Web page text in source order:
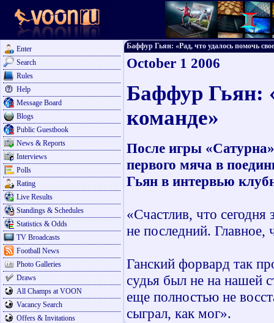
Enter
Search
Rules
Help
Message Board
Blogs
Public Guestbook
News & Reports
Interviews
Polls
Rating
Live Results
Standings & Schedules
Statistics & Odds
TV Broadcasts
Football News
Photo Galleries
Draws
All Champs at VOON
Vacancy Search
Offers & Invitations
Баффур Гьян: «Рад, что удалось помочь
October 1 2006
Баффур Гьян:
команде»
После игры
первого мяча в
Гьян в интервью
«Счастлив, что
не последний. Главное,
Ганский форвард так
судья был не на нашей
еще полностью не
сыграл, как мог».